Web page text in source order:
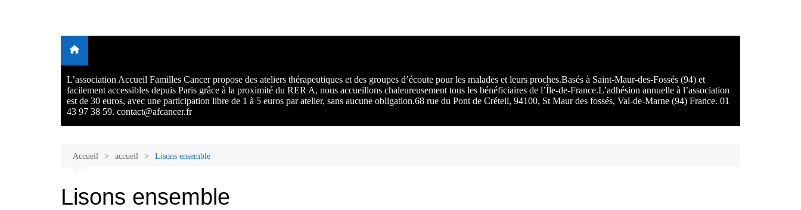
avec et après le cancer
Ecoute thérapeutique, sophrologie, sport adapté, art thérapie,
musico thérapie… . L'adhésion annuelle est de 30 euros avec une
participation libre de 1 à 5 euros par atelier sans obligation.
L’association Accueil Familles Cancer propose des ateliers thérapeutiques et des groupes d’écoute pour les malades et leurs proches.Basés à Saint-Maur-des-Fossés (94) et
facilement accessibles depuis Paris grâce à la proximité du RER A, nous accueillons chaleureusement tous les bénéficiaires de l’Île-de-France.L’adhésion annuelle à l’association
est de 30 euros, avec une participation libre de 1 à 5 euros par atelier, sans aucune obligation.68 rue du Pont de Créteil, 94100, St Maur des fossés, Val-de-Marne (94) France. 01
43 97 38 59. contact@afcancer.fr
Accueil accueil Lisons ensemble
Lisons ensemble